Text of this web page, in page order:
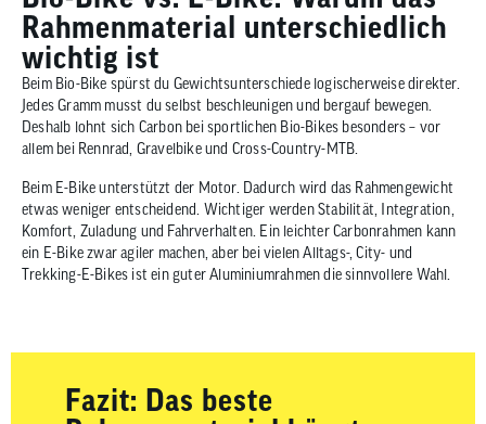
Rahmenmaterial unterschiedlich
wichtig ist
Beim Bio-Bike spürst du Gewichtsunterschiede logischerweise direkter.
Jedes Gramm musst du selbst beschleunigen und bergauf bewegen.
Deshalb lohnt sich Carbon bei sportlichen Bio-Bikes besonders – vor
allem bei Rennrad, Gravelbike und Cross-Country-MTB.
Beim E-Bike unterstützt der Motor. Dadurch wird das Rahmengewicht
etwas weniger entscheidend. Wichtiger werden Stabilität, Integration,
Komfort, Zuladung und Fahrverhalten. Ein leichter Carbonrahmen kann
ein E-Bike zwar agiler machen, aber bei vielen Alltags-, City- und
Trekking-E-Bikes ist ein guter Aluminiumrahmen die sinnvollere Wahl.
Fazit: Das beste